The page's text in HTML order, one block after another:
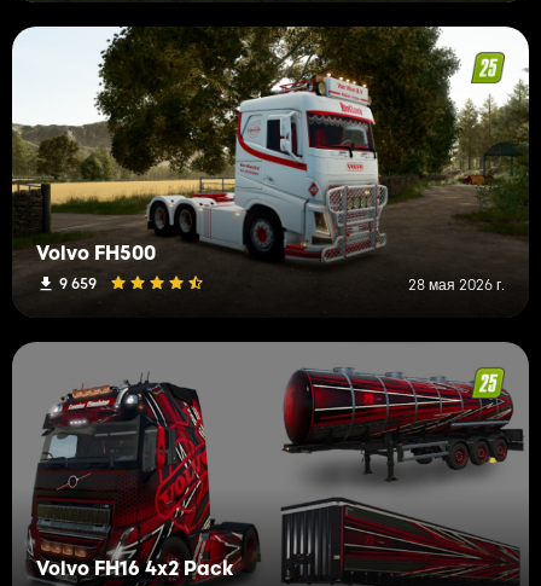
Volvo FH500
9 659 28 мая 2026 г.
Volvo FH16 4x2 Pack